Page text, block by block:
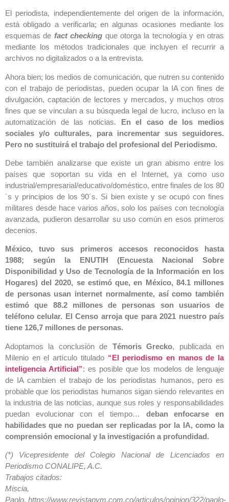
El periodista, independientemente del origen de la información,
está obligado a verificarla; en algunas ocasiones mediante los
esquemas de fact checking que otorga la tecnología y en otras
mediante los métodos tradicionales que incluyen el recurrir a
archivos no digitalizados o a la entrevista.
Ahora bien; los medios de comunicación, que nutren su contenido
con el trabajo de periodistas, pueden ocupar la IA con fines de
divulgación, captación de lectores y mercados, y muchos otros
fines que se vinculan a su búsqueda legal de lucro, incluso en la
automatización de las noticias. En el caso de los medios
sociales y/o culturales, para incrementar sus seguidores.
Pero no sustituirá el trabajo del profesional del Periodismo.
Debe también analizarse que existe un gran abismo entre los
países que soportan su vida en el Internet, ya como uso
industrial/empresarial/educativo/doméstico, entre finales de los 80
´s y principios de los 90´s. Si bien existe y se ocupó con fines
militares desde hace varios años, solo los países con tecnología
avanzada, pudieron desarrollar su uso común en esos primeros
decenios.
México, tuvo sus primeros accesos reconocidos hasta
1988; según la ENUTIH (Encuesta Nacional Sobre
Disponibilidad y Uso de Tecnología de la Información en los
Hogares) del 2020, se estimó que, en México, 84.1 millones
de personas usan internet normalmente, así como también
estimó que 88.2 millones de personas son usuarios de
teléfono celular. El Censo arroja que para 2021 nuestro país
tiene 126,7 millones de personas.
Adoptamos la conclusión de Témoris Grecko, publicada en
Milenio en el artículo titulado “El periodismo en manos de la
inteligencia Artificial”: es posible que los modelos de lenguaje
de IA cambien el trabajo de los periodistas humanos, pero es
probable que los periodistas humanos sigan siendo relevantes en
la industria de las noticias, aunque sus roles y responsabilidades
puedan evolucionar con el tiempo… deban enfocarse en
habilidades que no puedan ser replicadas por la IA, como la
comprensión emocional y la investigación a profundidad.
(*) Vicepresidente del Colegio Nacional de Licenciados en
Periodismo CONALIPE, A.C.
Trabajos citados:
Miscia,
Paolo. https://www.revistapym.com.co/articulos/opinion/322/paolo-